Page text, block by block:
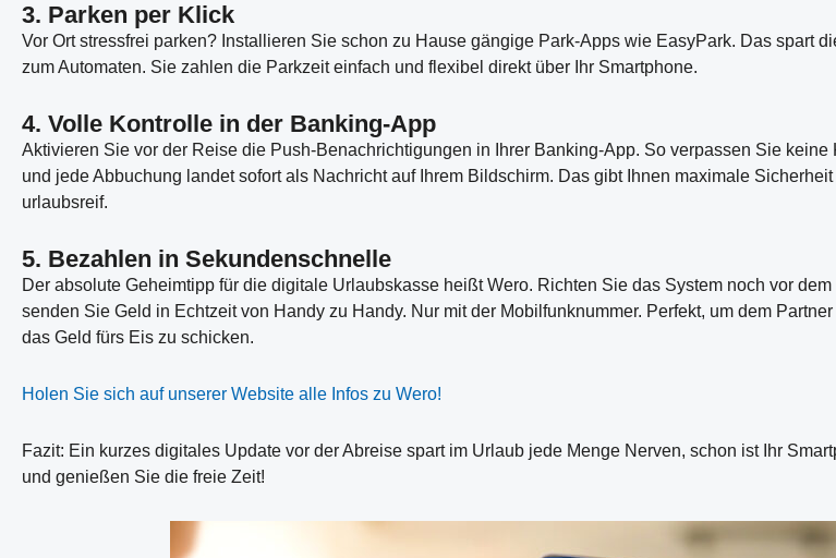
3. Parken per Klick
Vor Ort stressfrei parken? Installieren Sie schon zu Hause gängige Park-Apps wie EasyPark. Das spart
zum Automaten. Sie zahlen die Parkzeit einfach und flexibel direkt über Ihr Smartphone.
4. Volle Kontrolle in der Banking-App
Aktivieren Sie vor der Reise die Push-Benachrichtigungen in Ihrer Banking-App. So verpassen Sie
und jede Abbuchung landet sofort als Nachricht auf Ihrem Bildschirm. Das gibt Ihnen maximale
urlaubsreif.
5. Bezahlen in Sekundenschnelle
Der absolute Geheimtipp für die digitale Urlaubskasse heißt Wero. Richten Sie das System noch vor
senden Sie Geld in Echtzeit von Handy zu Handy. Nur mit der Mobilfunknummer. Perfekt, um dem
das Geld fürs Eis zu schicken.
Holen Sie sich auf unserer Website alle Infos zu Wero!
Fazit: Ein kurzes digitales Update vor der Abreise spart im Urlaub jede Menge Nerven, schon ist Ihr
und genießen Sie die freie Zeit!